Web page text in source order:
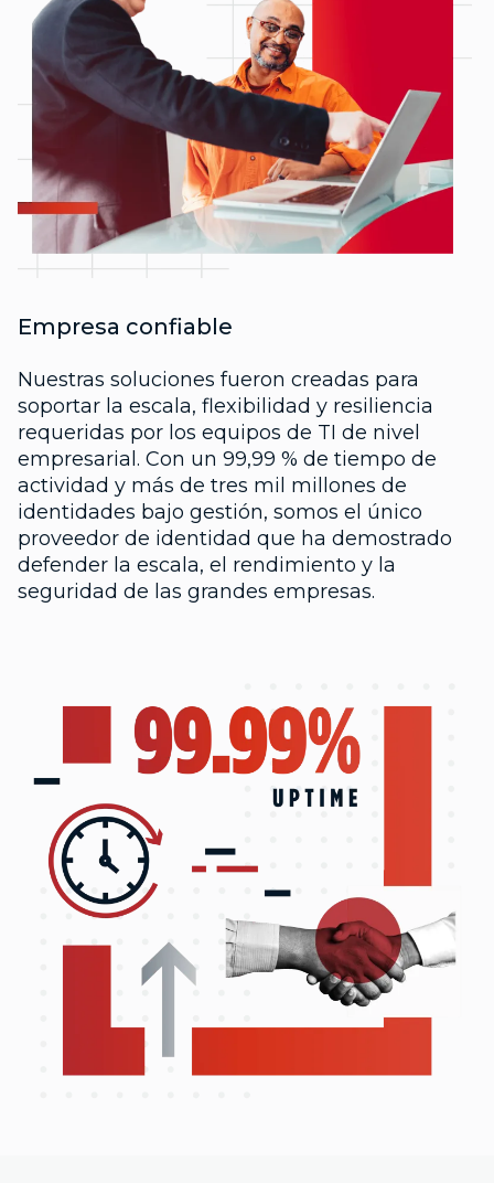
Empresa confiable
Nuestras soluciones fueron creadas para
soportar la escala, flexibilidad y resiliencia
requeridas por los equipos de TI de nivel
empresarial. Con un 99,99 % de tiempo de
actividad y más de tres mil millones de
identidades bajo gestión, somos el único
proveedor de identidad que ha demostrado
defender la escala, el rendimiento y la
seguridad de las grandes empresas.